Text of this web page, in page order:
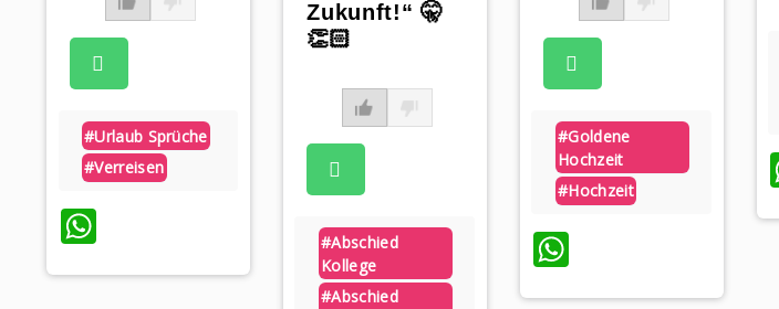
#urlaub Sprüche
#verreisen
WhatsApp
Zukunft!“ 🤫
👏🏻
#abschied
Kollege
#abschied
#goldene
Hochzeit
#hochzeit